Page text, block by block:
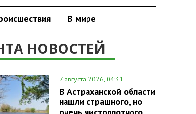
В мире
НОВОСТЕЙ
7 августа 2026, 04:31
В Астраханской области
нашли страшного, но